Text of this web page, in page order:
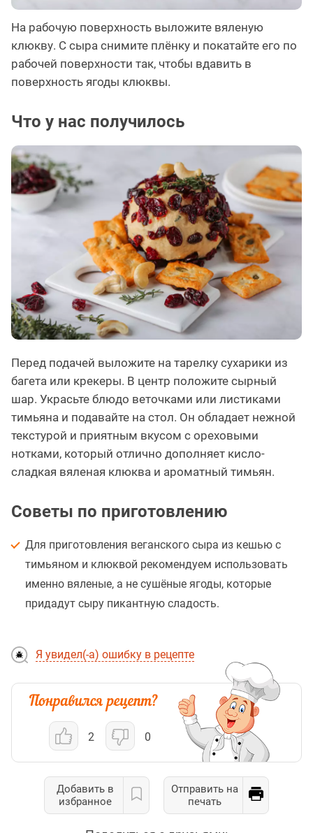
На рабочую поверхность выложите вяленую
клюкву. С сыра снимите плёнку и покатайте его по
рабочей поверхности так, чтобы вдавить в
поверхность ягоды клюквы.
Что у нас получилось
Перед подачей выложите на тарелку сухарики из
багета или крекеры. В центр положите сырный
шар. Украсьте блюдо веточками или листиками
тимьяна и подавайте на стол. Он обладает нежной
текстурой и приятным вкусом с ореховыми
нотками, который отлично дополняет кисло-
сладкая вяленая клюква и ароматный тимьян.
Советы по приготовлению
Для приготовления веганского сыра из кешью с
тимьяном и клюквой рекомендуем использовать
именно вяленые, а не сушёные ягоды, которые
придадут сыру пикантную сладость.
Я увидел(-а) ошибку в рецепте
2 0
Добавить в
избранное
Отправить на
печать